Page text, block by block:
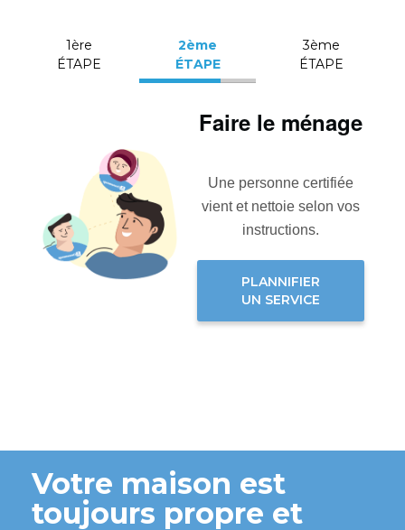
1ère
ÉTAPE
2ème
ÉTAPE
3ème
ÉTAPE
Faire le ménage
Une personne certifiée
vient et nettoie selon vos
instructions.
PLANNIFIER
UN SERVICE
Votre maison est
toujours propre et